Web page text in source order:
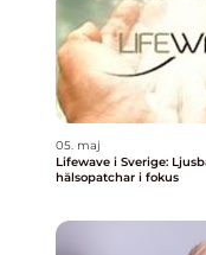
05. maj
Lifewave i Sverige:
hälsopatchar i fokus